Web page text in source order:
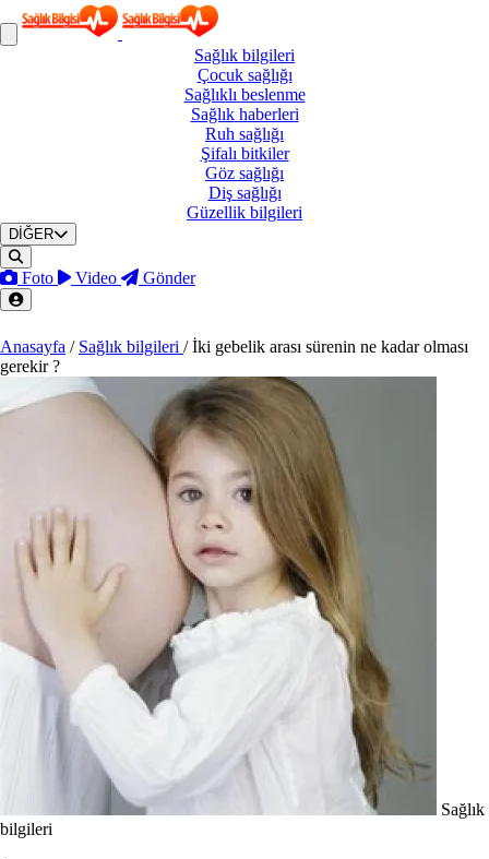
Sağlık bilgileri
Çocuk sağlığı
Sağlıklı beslenme
Sağlık haberleri
Ruh sağlığı
Şifalı bitkiler
Göz sağlığı
Diş sağlığı
Güzellik bilgileri
DİĞER
Foto Video Gönder
Anasayfa / Sağlık bilgileri / İki gebelik arası sürenin ne kadar ol­ması
gerekir ?
Sağlık
bilgileri